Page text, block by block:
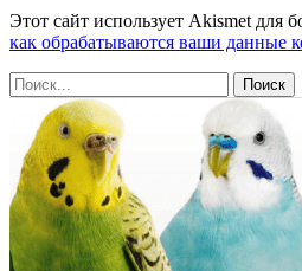
Этот сайт использует Akismet для
как обрабатываются ваши данные